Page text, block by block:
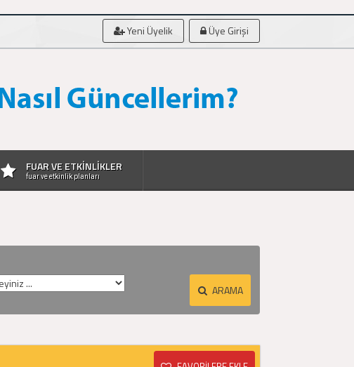
Yeni Üyelik Üye Girişi
FUAR VE ETKİNLİKLER
fuar ve etkinlik planları
ARAMA